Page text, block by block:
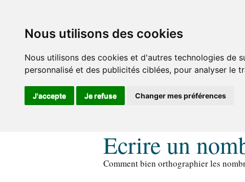
Nous utilisons des cookies
Nous utilisons des cookies et d'autres technologies de
personnalisé et des publicités ciblées, pour analyser le
J'accepte Je refuse Changer mes préférences
Ecrire un
Comment bien orthographier les